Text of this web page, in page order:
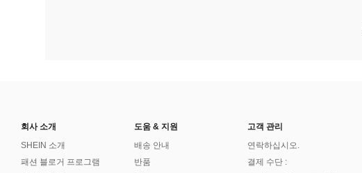
회사 소개
SHEIN 소개
패션 블로거 프로그램
도움 & 지원
배송 안내
반품
고객 관리
연락하십시오.
결제 수단 :